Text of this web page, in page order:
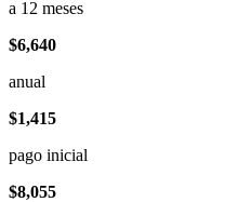
a 12 meses
$6,640
anual
$1,415
pago inicial
$8,055